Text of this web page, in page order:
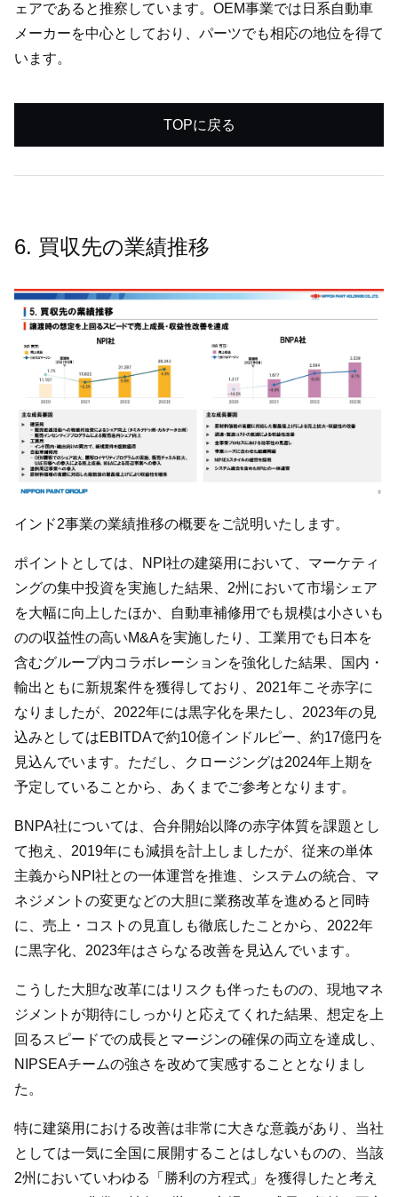
ェアであると推察しています。OEM事業では日系自動車
メーカーを中心としており、パーツでも相応の地位を得て
います。
TOPに戻る
6. 買収先の業績推移
インド2事業の業績推移の概要をご説明いたします。
ポイントとしては、NPI社の建築用において、マーケティ
ングの集中投資を実施した結果、2州において市場シェア
を大幅に向上したほか、自動車補修用でも規模は小さいも
のの収益性の高いM&Aを実施したり、工業用でも日本を
含むグループ内コラボレーションを強化した結果、国内・
輸出ともに新規案件を獲得しており、2021年こそ赤字に
なりましたが、2022年には黒字化を果たし、2023年の見
込みとしてはEBITDAで約10億インドルピー、約17億円を
見込んでいます。ただし、クロージングは2024年上期を
予定していることから、あくまでご参考となります。
BNPA社については、合弁開始以降の赤字体質を課題とし
て抱え、2019年にも減損を計上しましたが、従来の単体
主義からNPI社との一体運営を推進、システムの統合、マ
ネジメントの変更などの大胆に業務改革を進めると同時
に、売上・コストの見直しも徹底したことから、2022年
に黒字化、2023年はさらなる改善を見込んでいます。
こうした大胆な改革にはリスクも伴ったものの、現地マネ
ジメントが期待にしっかりと応えてくれた結果、想定を上
回るスピードでの成長とマージンの確保の両立を達成し、
NIPSEAチームの強さを改めて実感することとなりまし
た。
特に建築用における改善は非常に大きな意義があり、当社
としては一気に全国に展開することはしないものの、当該
2州においていわゆる「勝利の方程式」を獲得したと考え